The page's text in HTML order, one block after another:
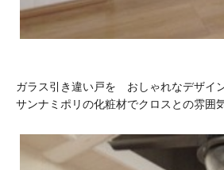
ガラス引き違い戸を おしゃれなデザイ
サンナミポリの化粧材でクロスとの雰囲